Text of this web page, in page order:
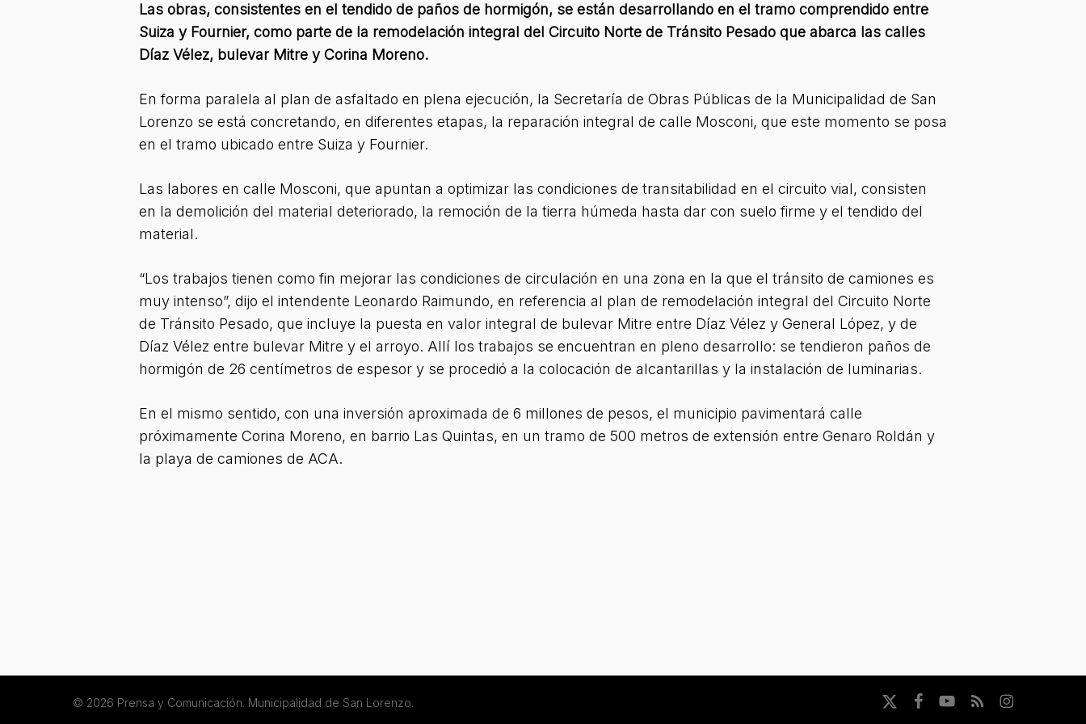
Las obras, consistentes en el tendido de paños de hormigón, se están desarrollando en el tramo comprendido entre
Suiza y Fournier, como parte de la remodelación integral del Circuito Norte de Tránsito Pesado que abarca las calles
Díaz Vélez, bulevar Mitre y Corina Moreno.
En forma paralela al plan de asfaltado en plena ejecución, la Secretaría de Obras Públicas de la Municipalidad de San
Lorenzo se está concretando, en diferentes etapas, la reparación integral de calle Mosconi, que este momento se posa
en el tramo ubicado entre Suiza y Fournier.
Las labores en calle Mosconi, que apuntan a optimizar las condiciones de transitabilidad en el circuito vial, consisten
en la demolición del material deteriorado, la remoción de la tierra húmeda hasta dar con suelo firme y el tendido del
material.
“Los trabajos tienen como fin mejorar las condiciones de circulación en una zona en la que el tránsito de camiones es
muy intenso”, dijo el intendente Leonardo Raimundo, en referencia al plan de remodelación integral del Circuito Norte
de Tránsito Pesado, que incluye la puesta en valor integral de bulevar Mitre entre Díaz Vélez y General López, y de
Díaz Vélez entre bulevar Mitre y el arroyo. Allí los trabajos se encuentran en pleno desarrollo: se tendieron paños de
hormigón de 26 centímetros de espesor y se procedió a la colocación de alcantarillas y la instalación de luminarias.
En el mismo sentido, con una inversión aproximada de 6 millones de pesos, el municipio pavimentará calle
próximamente Corina Moreno, en barrio Las Quintas, en un tramo de 500 metros de extensión entre Genaro Roldán y
la playa de camiones de ACA.
© 2026 Prensa y Comunicación. Municipalidad de San Lorenzo.
x-
facebookyoutube
RSS instagram